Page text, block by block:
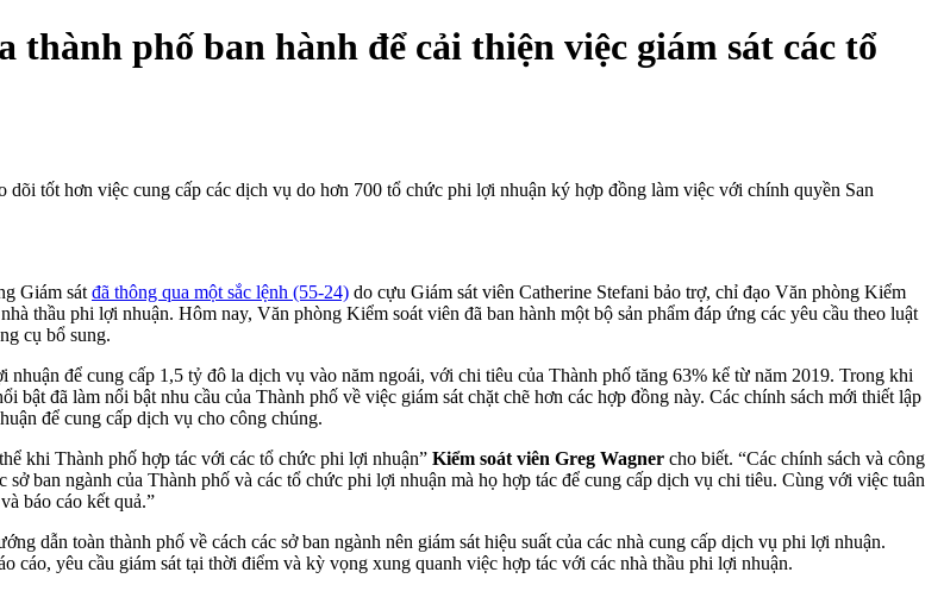
phố ban hành để cải thiện việc giám sát các tổ
tốt hơn việc cung cấp các dịch vụ do hơn 700 tổ chức phi lợi nhuận ký hợp đồng làm việc với chính quyền San
Giám sát đã thông qua một sắc lệnh (55-24) do cựu Giám sát viên Catherine Stefani bảo trợ, chỉ đạo Văn phòng Kiểm
thầu phi lợi nhuận. Hôm nay, Văn phòng Kiểm soát viên đã ban hành một bộ sản phẩm đáp ứng các yêu cầu theo luật
cụ bổ sung.
để cung cấp 1,5 tỷ đô la dịch vụ vào năm ngoái, với chi tiêu của Thành phố tăng 63% kể từ năm 2019. Trong khi
đã làm nổi bật nhu cầu của Thành phố về việc giám sát chặt chẽ hơn các hợp đồng này. Các chính sách mới thiết lập
để cung cấp dịch vụ cho công chúng.
khi Thành phố hợp tác với các tổ chức phi lợi nhuận” Kiểm soát viên Greg Wagner cho biết. “Các chính sách và công
ban ngành của Thành phố và các tổ chức phi lợi nhuận mà họ hợp tác để cung cấp dịch vụ chi tiêu. Cùng với việc tuân
báo cáo kết quả.”
dẫn toàn thành phố về cách các sở ban ngành nên giám sát hiệu suất của các nhà cung cấp dịch vụ phi lợi nhuận.
cáo, yêu cầu giám sát tại thời điểm và kỳ vọng xung quanh việc hợp tác với các nhà thầu phi lợi nhuận.